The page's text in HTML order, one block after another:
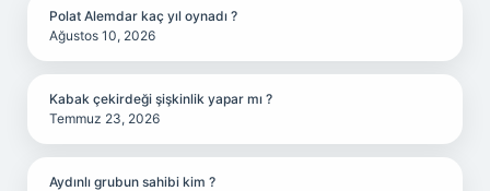
Polat Alemdar kaç yıl oynadı ?
Ağustos 10, 2026
Kabak çekirdeği şişkinlik yapar mı ?
Temmuz 23, 2026
Aydınlı grubun sahibi kim ?